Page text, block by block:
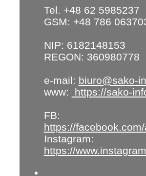
Tel. +48 62 5985237
GSM: +48 786
NIP: 6182148153
REGON: 360980778
e-mail: biuro@sako-
www:
https://sako-
FB:
https://
Instagram:
https://